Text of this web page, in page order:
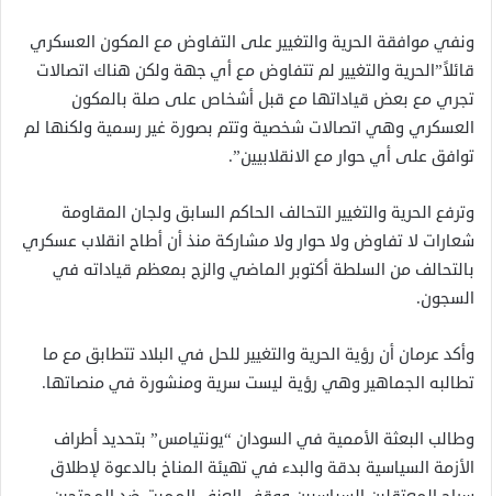
ونفي موافقة الحرية والتغيير على التفاوض مع المكون العسكري
قائلاً”الحرية والتغيير لم تتفاوض مع أي جهة ولكن هناك اتصالات
تجري مع بعض قياداتها مع قبل أشخاص على صلة بالمكون
العسكري وهي اتصالات شخصية وتتم بصورة غير رسمية ولكنها لم
توافق على أي حوار مع الانقلابيين”.
وترفع الحرية والتغيير التحالف الحاكم السابق ولجان المقاومة
شعارات لا تفاوض ولا حوار ولا مشاركة منذ أن أطاح انقلاب عسكري
بالتحالف من السلطة أكتوبر الماضي والزج بمعظم قياداته في
السجون.
وأكد عرمان أن رؤية الحرية والتغيير للحل في البلاد تتطابق مع ما
تطالبه الجماهير وهي رؤية ليست سرية ومنشورة في منصاتها.
وطالب البعثة الأممية في السودان “يونتيامس” بتحديد أطراف
الأزمة السياسية بدقة والبدء في تهيئة المناخ بالدعوة لإطلاق